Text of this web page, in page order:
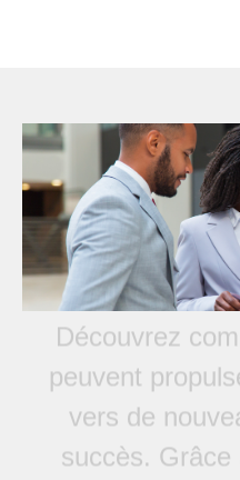
Découvrez
peuvent
vers de
succès. Grâce